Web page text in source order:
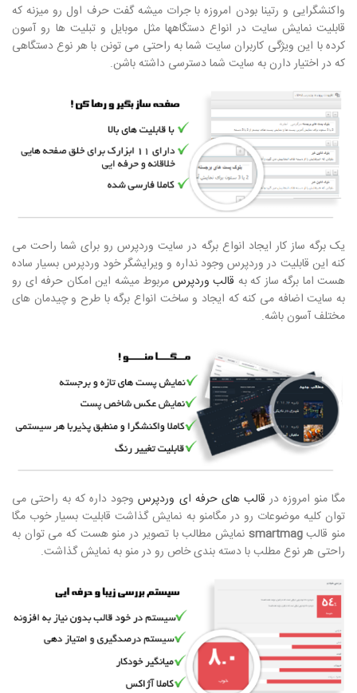
واکنشگرایی و رتینا بودن امروزه با جرات میشه گفت حرف اول رو میزنه که
قابلیت نمایش سایت در انواع دستگاهها مثل موبایل و تبلیت ها رو آسون
کرده با این ویژگی کاربران سایت شما به راحتی می تونن با هر نوع دستگاهی
که در اختیار دارن به سایت شما دسترسی داشته باشن.
یک برگه ساز کار ایجاد انواع برگه در سایت وردپرس رو برای شما راحت می
کنه این قابلیت در وردپرس وجود نداره و ویرایشگر خود وردپرس بسیار ساده
هست اما برگه ساز که به قالب وردپرس مربوط میشه این امکان حرفه ای رو
به سایت اضافه می کنه که ایجاد و ساخت انواع برگه با طرح و چیدمان های
مختلف آسون باشه.
مگا منو امروزه در قالب های حرفه ای وردپرسوجود داره که به راحتی می
توان کلیه موضوعات رو در مگامنو به نمایش گذاشت قابلیت بسیار خوب مگا
منو قالبsmartmag نمایش مطالب با تصویر در منو هست که می توان به
راحتی هر نوع مطلب با دسته بندی خاص رو در منو به نمایش گذاشت.